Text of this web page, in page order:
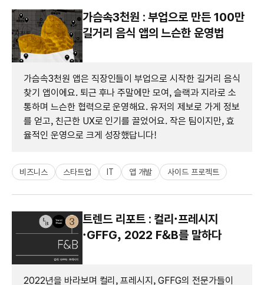
가슴속3천원 : 부업으로 만든 100만
길거리 음식 앱의 느슨한 운영법
가슴속3천원 앱은 직장인들이 부업으로 시작한 길거리 음식
찾기 앱이에요. 퇴근 후나 주말에만 모여, 슬랙과 지라로 소
통하며 느슨한 협력으로 운영해요. 유저의 제보로 가게 정보
를 얻고, 친근한 UX로 인기를 끌었어요. 작은 팀이지만, 효
율적인 운영으로 크게 성장했답니다!
비즈니스 스타트업 IT 앱 개발 사이드 프로젝트
트렌드 리포트 : 컬리·프레시지
·GFFG, 2022 F&B를 말하다
2022년을 바라보며 컬리, 프레시지, GFFG의 전문가들이